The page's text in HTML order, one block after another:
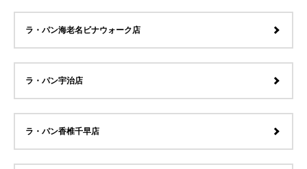
ラ・パン海老名ビナウォーク店
ラ・パン宇治店
ラ・パン香椎千早店